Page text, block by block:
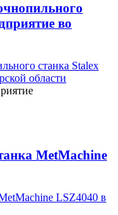
во
MetMachine